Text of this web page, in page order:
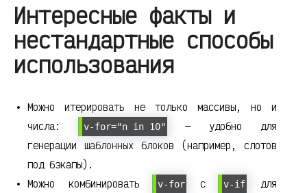
Интересные факты и
нестандартные способы
использования
Можно итерировать не только массивы, но и
числа:
v-for="n in 10"
— удобно для
генерации шаблонных блоков (например, слотов
под бэкапы).
Можно комбинировать
v-for с v-if
для